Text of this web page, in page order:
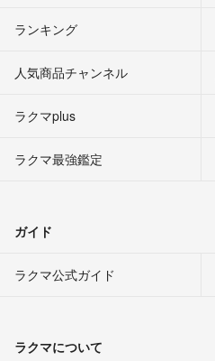
ランキング
人気商品チャンネル
ラクマplus
ラクマ最強鑑定
ガイド
ラクマ公式ガイド
ラクマについて